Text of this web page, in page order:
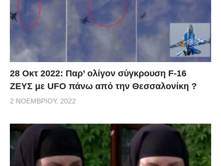
28 Οκτ 2022: Παρ’ ολίγον σύγκρουση F-16
ΖΕΥΣ με UFO πάνω από την Θεσσαλονίκη ?
2 ΝΟΕΜΒΡΊΟΥ, 2022